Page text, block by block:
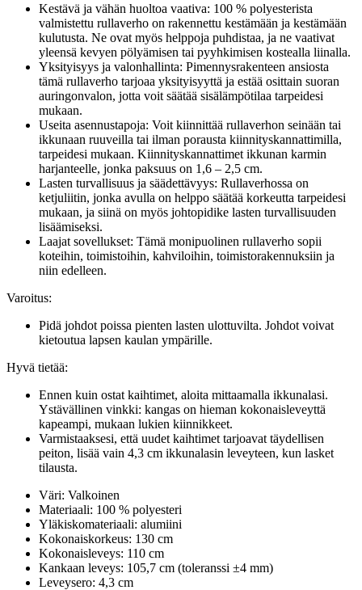
Kestävä ja vähän huoltoa vaativa: 100 % polyesterista
valmistettu rullaverho on rakennettu kestämään ja kestämään
kulutusta. Ne ovat myös helppoja puhdistaa, ja ne vaativat
yleensä kevyen pölyämisen tai pyyhkimisen kostealla liinalla.
Yksityisyys ja valonhallinta: Pimennysrakenteen ansiosta
tämä rullaverho tarjoaa yksityisyyttä ja estää osittain suoran
auringonvalon, jotta voit säätää sisälämpötilaa tarpeidesi
mukaan.
Useita asennustapoja: Voit kiinnittää rullaverhon seinään tai
ikkunaan ruuveilla tai ilman porausta kiinnityskannattimilla,
tarpeidesi mukaan. Kiinnityskannattimet ikkunan karmin
harjanteelle, jonka paksuus on 1,6 – 2,5 cm.
Lasten turvallisuus ja säädettävyys: Rullaverhossa on
ketjuliitin, jonka avulla on helppo säätää korkeutta tarpeidesi
mukaan, ja siinä on myös johtopidike lasten turvallisuuden
lisäämiseksi.
Laajat sovellukset: Tämä monipuolinen rullaverho sopii
koteihin, toimistoihin, kahviloihin, toimistorakennuksiin ja
niin edelleen.
Varoitus:
Pidä johdot poissa pienten lasten ulottuvilta. Johdot voivat
kietoutua lapsen kaulan ympärille.
Hyvä tietää:
Ennen kuin ostat kaihtimet, aloita mittaamalla ikkunalasi.
Ystävällinen vinkki: kangas on hieman kokonaisleveyttä
kapeampi, mukaan lukien kiinnikkeet.
Varmistaaksesi, että uudet kaihtimet tarjoavat täydellisen
peiton, lisää vain 4,3 cm ikkunalasin leveyteen, kun lasket
tilausta.
Väri: Valkoinen
Materiaali: 100 % polyesteri
Yläkiskomateriaali: alumiini
Kokonaiskorkeus: 130 cm
Kokonaisleveys: 110 cm
Kankaan leveys: 105,7 cm (toleranssi ±4 mm)
Leveysero: 4,3 cm